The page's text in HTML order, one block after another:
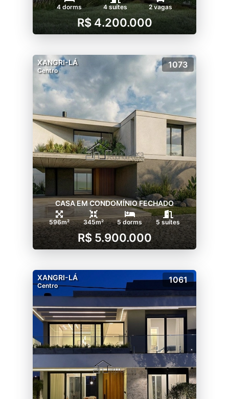
4 dorms 4 suítes 2 vagas
R$ 4.200.000
XANGRI-LÁ
Centro
1073
CASA EM CONDOMÍNIO FECHADO
596m² 345m² 5 dorms 5 suítes
R$ 5.900.000
XANGRI-LÁ
Centro
1061